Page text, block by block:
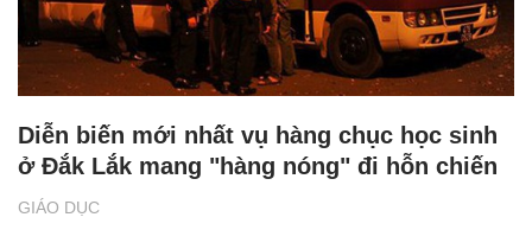
GIÁO DỤC
Diễn biến mới nhất vụ hàng chục học sinh
ở Đắk Lắk mang "hàng nóng" đi hỗn chiến